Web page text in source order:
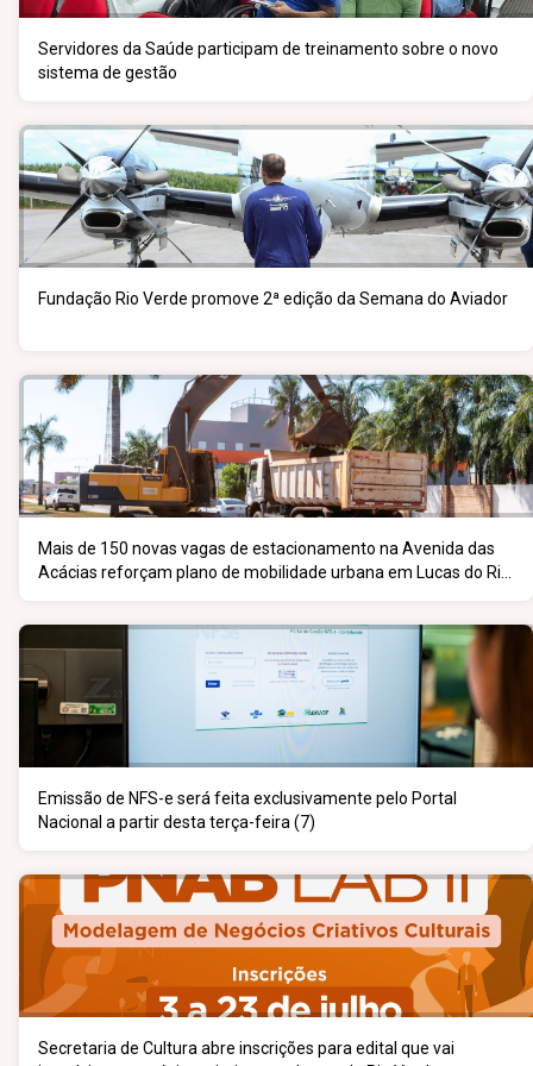
Servidores da Saúde participam de treinamento sobre o novo
sistema de gestão
Fundação Rio Verde promove 2ª edição da Semana do Aviador
Mais de 150 novas vagas de estacionamento na Avenida das
Acácias reforçam plano de mobilidade urbana em Lucas do Rio
Emissão de NFS-e será feita exclusivamente pelo Portal
Nacional a partir desta terça-feira (7)
Secretaria de Cultura abre inscrições para edital que vai